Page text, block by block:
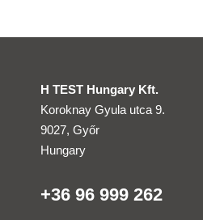
H TEST Hungary Kft.
Koroknay Gyula utca 9.
9027, Győr
Hungary
+36 96 999 262